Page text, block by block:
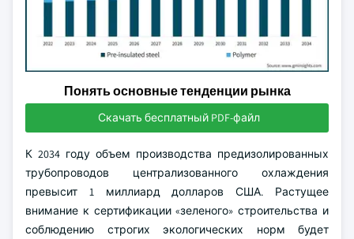
Понять основные тенденции рынка
Скачать бесплатный PDF-файл
К 2034 году объем производства предизолированных
трубопроводов централизованного охлаждения
превысит 1 миллиард долларов США. Растущее
внимание к сертификации «зеленого» строительства и
соблюдению строгих экологических норм будет